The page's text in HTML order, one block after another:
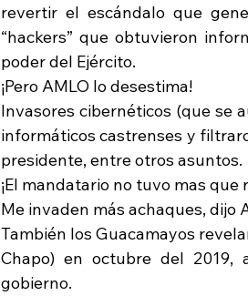
revertir el escándalo que
“hackers” que obtuvieron
poder del Ejército.
¡Pero AMLO lo desestima!
Invasores cibernéticos (que se
informáticos castrenses y
presidente, entre otros asuntos.
¡El mandatario no tuvo mas que
Me invaden más achaques, dijo
También los Guacamayos
Chapo) en octubre del 2019,
gobierno.